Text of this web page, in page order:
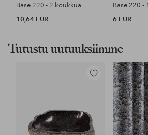
Base 220 - 2 koukkua
10,64 EUR
Base 220 -
6 EUR
Tutustu uutuuksiimme
Lisää
suosikkeihin